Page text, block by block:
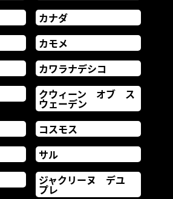
カナダ
カモメ
カワラナデシコ
クウィーン オブ ス
ウェーデン
コスモス
サル
ジャクリーヌ デユ
プレ